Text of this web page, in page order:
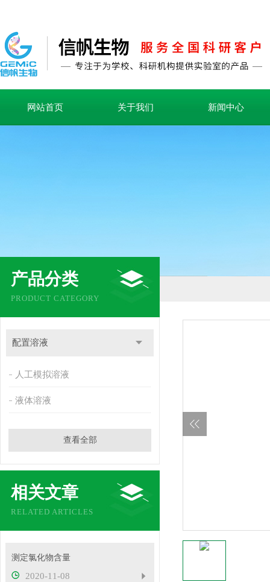
网站首页 关于我们 新闻中心
产品分类
PRODUCT CATEGORY
配置溶液
人工模拟溶液
液体溶液
查看全部
相关文章
RELATED ARTICLES
测定氯化物含量
2020-11-08